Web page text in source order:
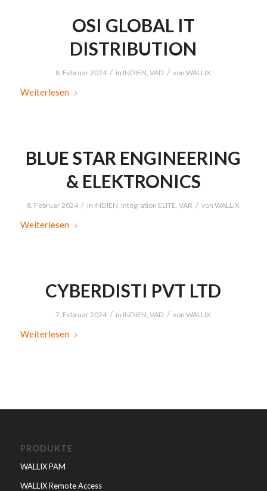
OSI GLOBAL IT
DISTRIBUTION
8. Februar 2024 / in INDIEN ,VAD / vonWALLIX
Weiterlesen
BLUE STAR ENGINEERING
& ELEKTRONICS
8. Februar 2024 / in INDIEN Integration ELITE ,VAR / vonWALLIX
Weiterlesen
CYBERDISTI PVT LTD
7. Februar 2024 / in INDIEN ,VAD / vonWALLIX
Weiterlesen
PRODUKTE
WALLIX PAM
WALLIX Remote Access